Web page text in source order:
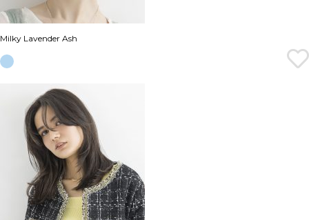
Milky Lavender Ash